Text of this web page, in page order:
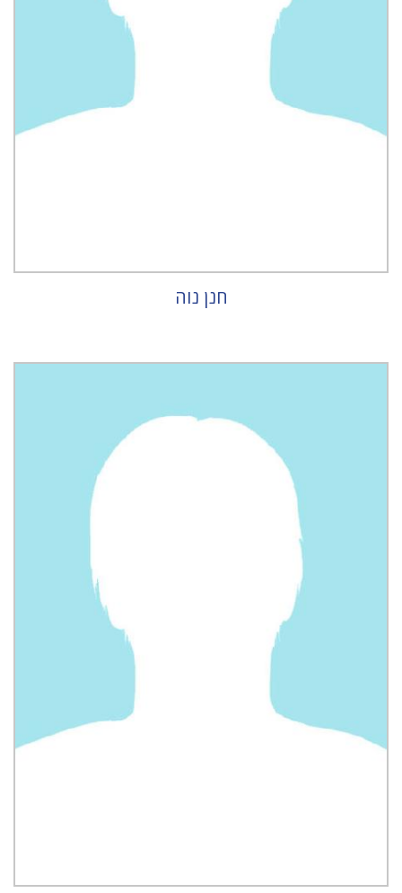
חנן נוה